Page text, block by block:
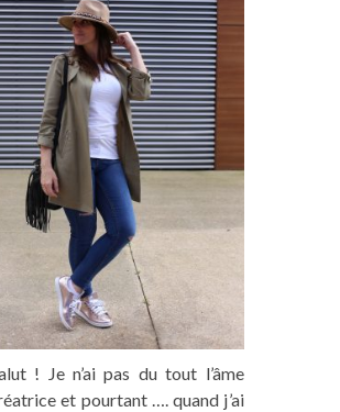
! Je n’ai pas du tout l’âme
et pourtant …. quand j’ai